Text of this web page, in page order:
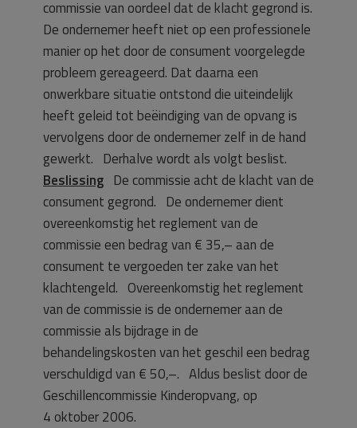
commissie van oordeel dat de klacht gegrond is.
De ondernemer heeft niet op een professionele
manier op het door de consument voorgelegde
probleem gereageerd. Dat daarna een
onwerkbare situatie ontstond die uiteindelijk
heeft geleid tot beëindiging van de opvang is
vervolgens door de ondernemer zelf in de hand
gewerkt. Derhalve wordt als volgt beslist.
Beslissing De commissie acht de klacht van de
consument gegrond. De ondernemer dient
overeenkomstig het reglement van de
commissie een bedrag van € 35,– aan de
consument te vergoeden ter zake van het
klachtengeld. Overeenkomstig het reglement
van de commissie is de ondernemer aan de
commissie als bijdrage in de
behandelingskosten van het geschil een bedrag
verschuldigd van € 50,–. Aldus beslist door de
Geschillencommissie Kinderopvang, op
4 oktober 2006.